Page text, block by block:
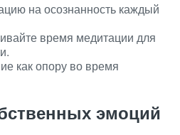
на осознанность каждый
время медитации для
как опору во время
эмоций